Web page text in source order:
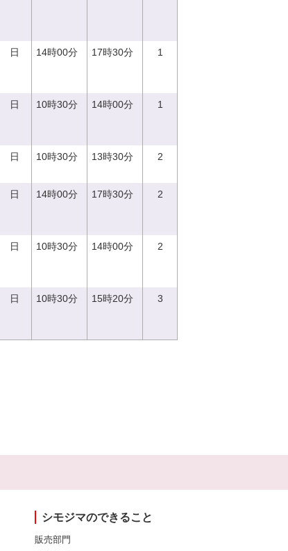
日 14時00分 17時30分 1
日 10時30分 14時00分 1
日 10時30分 13時30分 2
日 14時00分 17時30分 2
日 10時30分 14時00分 2
日 10時30分 15時20分 3
シモジマのできること
販売部門